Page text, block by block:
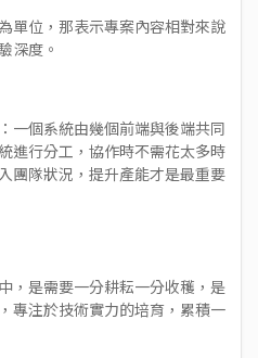
單位，那表示專案內容相對來說
深度。
一個系統由幾個前端與後端共同
進行分工，協作時不需花太多時
團隊狀況，提升產能才是最重要
，是需要一分耕耘一分收穫，是
專注於技術實力的培育，累積一